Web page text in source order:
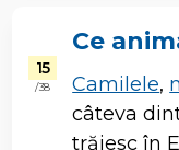
15
/ 38
Ce
Camilele,
câteva
trăiesc în